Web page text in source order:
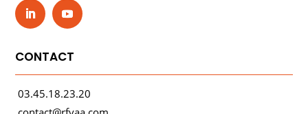
CONTACT
03.45.18.23.20